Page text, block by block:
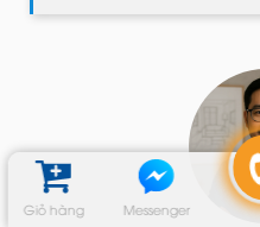
Giỏ hàng Messenger